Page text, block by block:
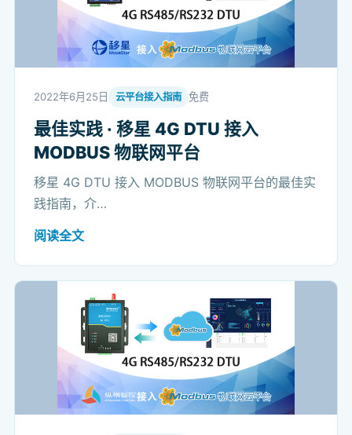
2022年6月25日 云平台接入指南 免费
最佳实践 · 移星 4G DTU 接入
MODBUS 物联网平台
移星 4G DTU 接入 MODBUS 物联网平台的最佳实
践指南，介…
阅读全文